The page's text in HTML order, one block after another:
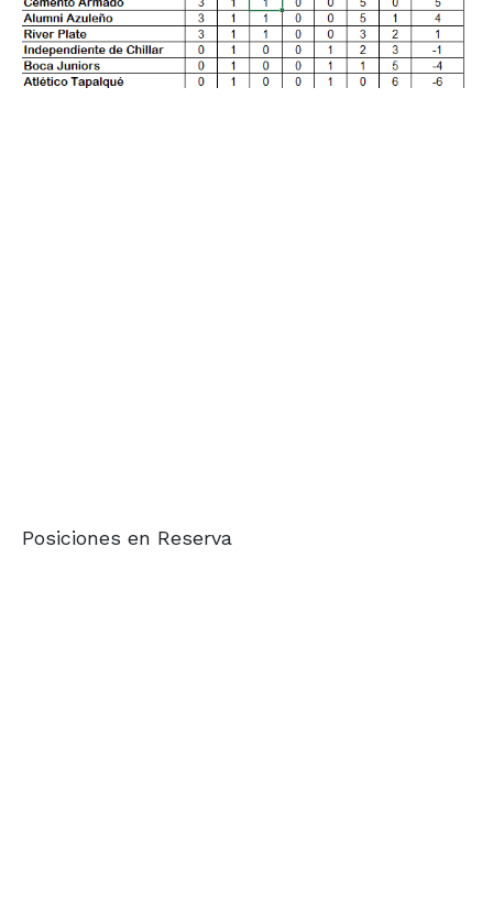
Posiciones en Reserva